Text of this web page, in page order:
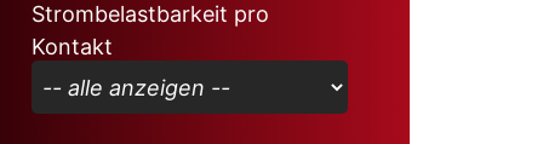
Strombelastbarkeit pro
Kontakt